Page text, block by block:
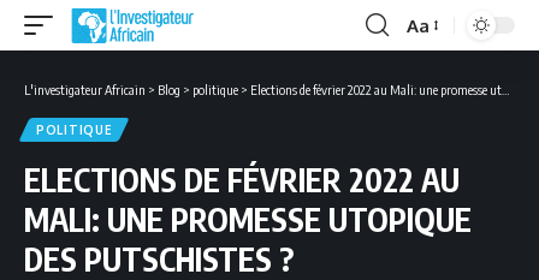
Font
Aa
L'investigateur Africain > Blog > politique > Elections de février 2022 au Mali: une promesse utopique des putschistes ?
POLITIQUE
ELECTIONS DE FÉVRIER 2022 AU
MALI: UNE PROMESSE UTOPIQUE
DES PUTSCHISTES ?